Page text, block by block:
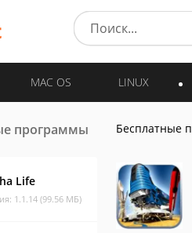
MAC OS LINUX
программы
Life
1.1.14 (99.56 МБ)
Бесплатные